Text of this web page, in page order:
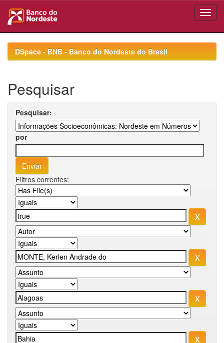
navigationDSpace - BNB - Banco do Nordeste do Brasil
Pesquisar
Pesquisar:
por
Filtros correntes: